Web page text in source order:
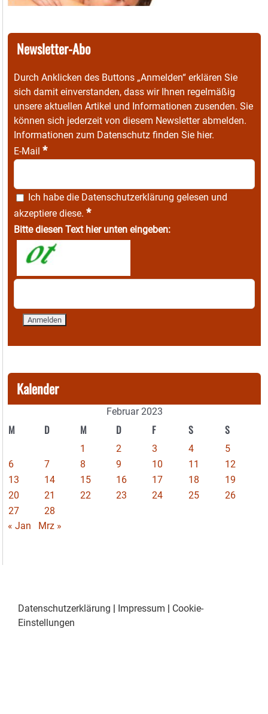
Newsletter-Abo
Durch Anklicken des Buttons „Anmelden“ erklären Sie
sich damit einverstanden, dass wir Ihnen regelmäßig
unsere aktuellen Artikel und Informationen zusenden. Sie
können sich jederzeit von diesem Newsletter abmelden.
Informationen zum Datenschutz finden Sie hier.
E-Mail *
Ich habe die Datenschutzerklärung gelesen und
akzeptiere diese. *
Bitte diesen Text hier unten eingeben:
Kalender
Februar 2023
M D M D F S S
1 2 3 4
5
6
7 8 9 10 11
12
13
14 15 16 17 18
19
20
21 22 23 24 25
26
27
28
« Jan
Mrz »
Datenschutzerklärung Impressum
Cookie-
Einstellungen